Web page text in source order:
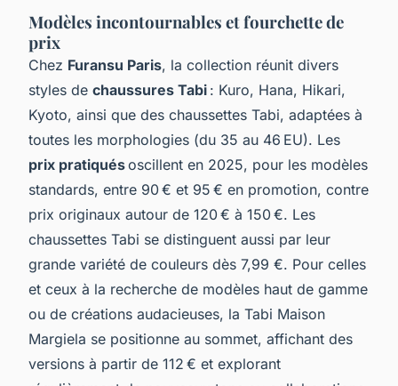
Modèles incontournables et fourchette de
prix
Chez Furansu Paris, la collection réunit divers
styles de chaussures Tabi : Kuro, Hana, Hikari,
Kyoto, ainsi que des chaussettes Tabi, adaptées à
toutes les morphologies (du 35 au 46 EU). Les
prix pratiquésoscillent en 2025, pour les modèles
standards, entre 90 € et 95 € en promotion, contre
prix originaux autour de 120 € à 150 €. Les
chaussettes Tabi se distinguent aussi par leur
grande variété de couleurs dès 7,99 €. Pour celles
et ceux à la recherche de modèles haut de gamme
ou de créations audacieuses, la Tabi Maison
Margiela se positionne au sommet, affichant des
versions à partir de 112 € et explorant